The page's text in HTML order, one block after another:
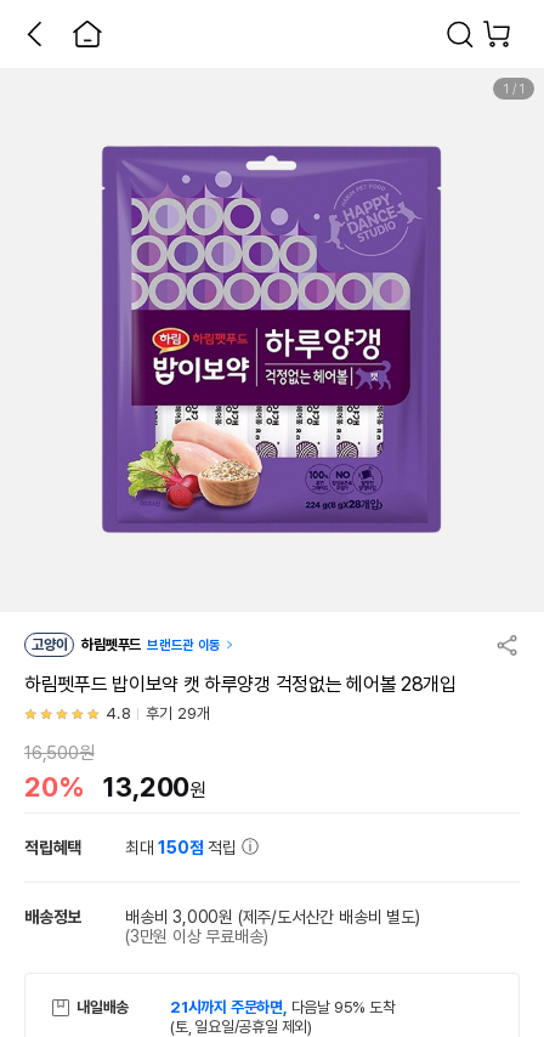
1 / 1
고양이 하림펫푸드 브랜드관 이동
하림펫푸드 밥이보약 캣 하루양갱 걱정없는 헤어볼 28개입
4.8 후기 29개
16,500원
20% 13,200원
적립혜택 최대150점 적립
배송정보 배송비 3,000원 (제주/도서산간 배송비 별도)
(3만원 이상 무료배송)
내일배송 21시까지 주문하면, 다음날 95% 도착
(토, 일요일/공휴일 제외)